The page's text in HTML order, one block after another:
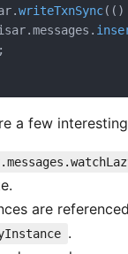
writeTxnSync(()
a few
are
.